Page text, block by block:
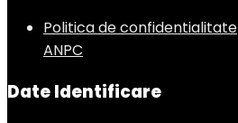
Politica de confidentialitate
ANPC
Date Identificare